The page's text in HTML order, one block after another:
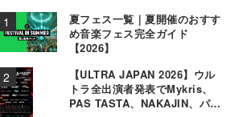
夏フェス一覧｜夏開催のおすす
め音楽フェス完全ガイド
【2026】
【ULTRA JAPAN 2026】ウル
トラ全出演者発表でMykris、
PAS TASTA、NAKAJIN、パソ